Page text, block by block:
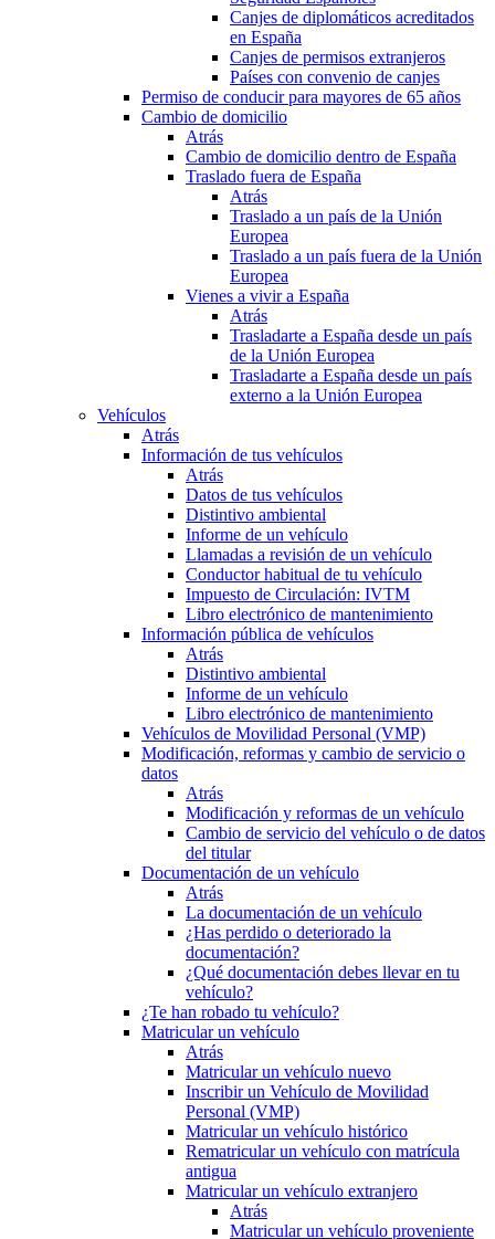
Canjes de diplomáticos acreditados
en España
Canjes de permisos extranjeros
Países con convenio de canjes
Permiso de conducir para mayores de 65 años
Cambio de domicilio
Atrás
Cambio de domicilio dentro de España
Traslado fuera de España
Atrás
Traslado a un país de la Unión
Europea
Traslado a un país fuera de la Unión
Europea
Vienes a vivir a España
Atrás
Trasladarte a España desde un país
de la Unión Europea
Trasladarte a España desde un país
externo a la Unión Europea
Vehículos
Atrás
Información de tus vehículos
Atrás
Datos de tus vehículos
Distintivo ambiental
Informe de un vehículo
Llamadas a revisión de un vehículo
Conductor habitual de tu vehículo
Impuesto de Circulación: IVTM
Libro electrónico de mantenimiento
Información pública de vehículos
Atrás
Distintivo ambiental
Informe de un vehículo
Libro electrónico de mantenimiento
Vehículos de Movilidad Personal (VMP)
Modificación, reformas y cambio de servicio o
datos
Atrás
Modificación y reformas de un vehículo
Cambio de servicio del vehículo o de datos
del titular
Documentación de un vehículo
Atrás
La documentación de un vehículo
¿Has perdido o deteriorado la
documentación?
¿Qué documentación debes llevar en tu
vehículo?
¿Te han robado tu vehículo?
Matricular un vehículo
Atrás
Matricular un vehículo nuevo
Inscribir un Vehículo de Movilidad
Personal (VMP)
Matricular un vehículo histórico
Rematricular un vehículo con matrícula
antigua
Matricular un vehículo extranjero
Atrás
Matricular un vehículo proveniente